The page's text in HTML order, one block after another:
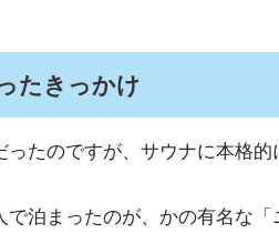
たきっかけ
たのですが、サウナに本格的
泊まったのが、かの有名な「